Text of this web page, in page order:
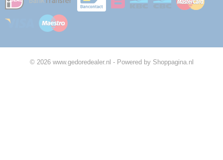
© 2026 www.gedoredealer.nl - Powered by Shoppagina.nl